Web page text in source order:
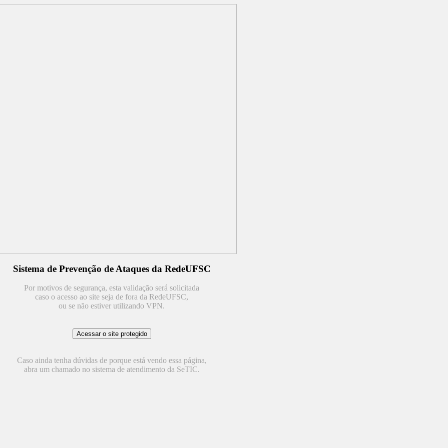
Sistema de Prevenção de Ataques da RedeUFSC
Por motivos de segurança, esta validação será solicitada
caso o acesso ao site seja de fora da RedeUFSC,
ou se não estiver utilizando VPN.
Caso ainda tenha dúvidas de porque está vendo essa página,
abra um chamado no sistema de atendimento da SeTIC.